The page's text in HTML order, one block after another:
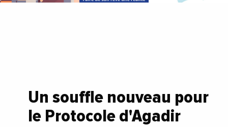
Un souffle nouveau pour
le Protocole d'Agadir